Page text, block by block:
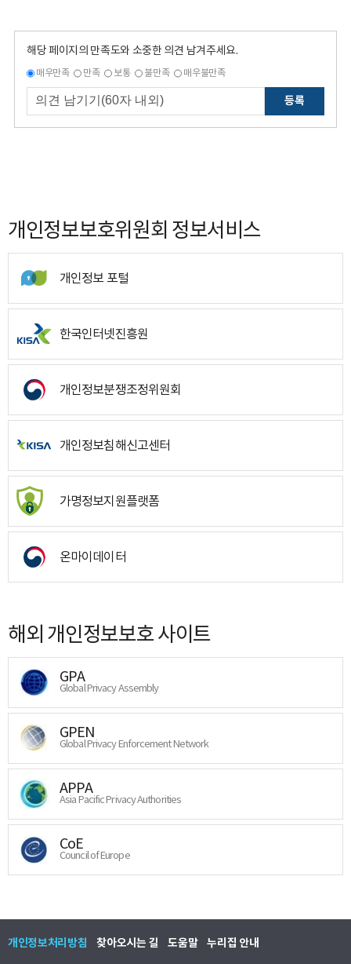
해당 페이지의 만족도와 소중한 의견 남겨주세요.
매우만족 만족 보통 불만족 매우불만족
등록
개인정보보호위원회 정보서비스
개인정보 포털
한국인터넷진흥원
개인정보분쟁조정위원회
개인정보침해신고센터
가명정보지원플랫폼
온마이데이터
해외 개인정보보호 사이트
GPA
Global Privacy Assembly
GPEN
Global Privacy Enforcement Network
APPA
Asia Pacific Privacy Authorities
CoE
Council of Europe
개인정보처리방침 찾아오시는 길 도움말 누리집 안내